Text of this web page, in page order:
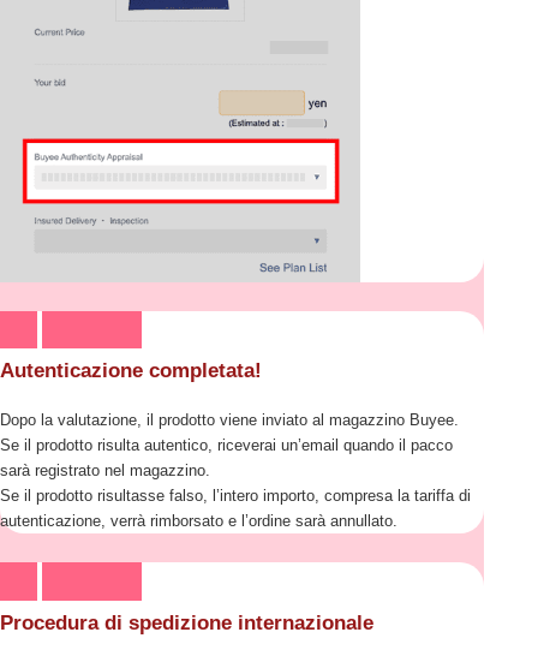
Autenticazione completata!
Dopo la valutazione, il prodotto viene inviato al magazzino Buyee.
Se il prodotto risulta autentico, riceverai un’email quando il pacco
sarà registrato nel magazzino.
Se il prodotto risultasse falso, l’intero importo, compresa la tariffa di
autenticazione, verrà rimborsato e l’ordine sarà annullato.
Procedura di spedizione internazionale